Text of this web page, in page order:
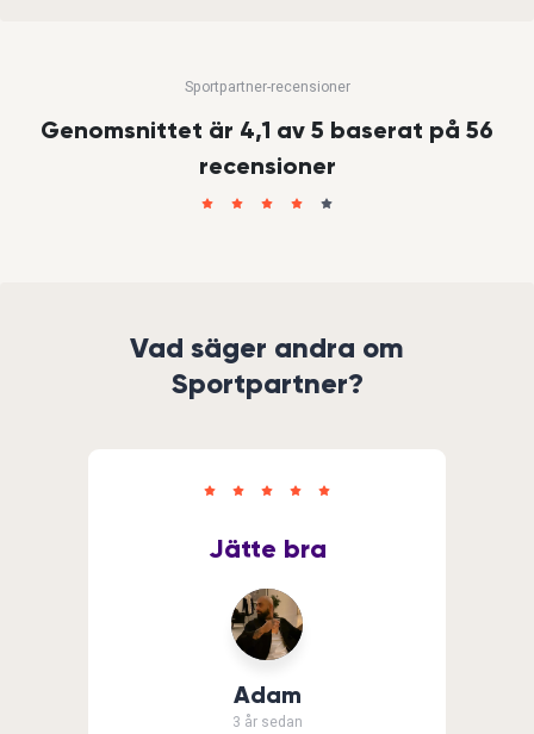
Sportpartner-recensioner
Genomsnittet är 4,1 av 5 baserat på 56
recensioner
Vad säger andra om
Sportpartner?
Adam
3 år sedan
Jätte bra